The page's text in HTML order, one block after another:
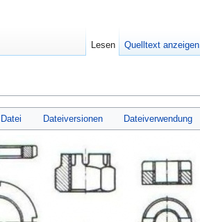
Datei Dateiversionen Dateiverwendung
Lesen Quelltext anzeigen